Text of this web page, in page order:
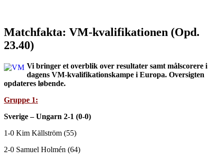
Matchfakta: VM-kvalifikationen (Opd.
23.40)
Vi bringer et overblik over resultater samt målscorere i
dagens VM-kvalifikationskampe i Europa. Oversigten
opdateres løbende.
Gruppe 1:
Sverige – Ungarn 2-1 (0-0)
1-0 Kim Källström (55)
2-0 Samuel Holmén (64)